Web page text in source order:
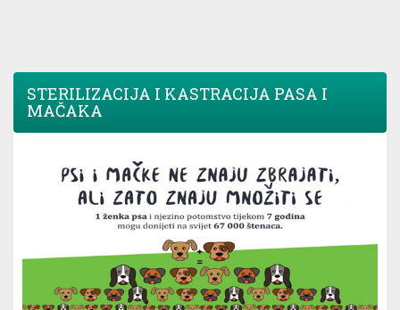
STERILIZACIJA I KASTRACIJA PASA I
MAČAKA